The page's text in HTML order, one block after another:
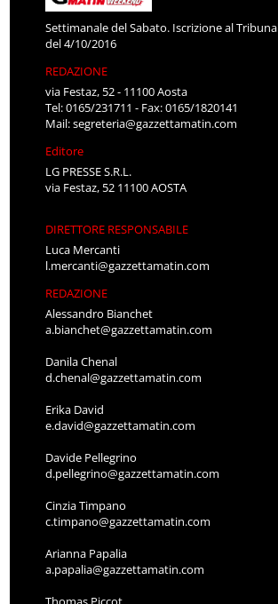
Settimanale del Sabato. Iscrizione al
del 4/10/2016
REDAZIONE
via Festaz, 52 - 11100 Aosta
Tel: 0165/231711 - Fax: 0165/1820141
Mail:segreteria@gazzettamatin.com
Editore
LG PRESSE S.R.L.
via Festaz, 52 11100 AOSTA
DIRETTORE RESPONSABILE
Luca Mercanti
l.mercanti@gazzettamatin.com
REDAZIONE
Alessandro Bianchet
a.bianchet@gazzettamatin.com
Danila Chenal
d.chenal@gazzettamatin.com
Erika David
e.david@gazzettamatin.com
Davide Pellegrino
d.pellegrino@gazzettamatin.com
Cinzia Timpano
c.timpano@gazzettamatin.com
Arianna Papalia
a.papalia@gazzettamatin.com